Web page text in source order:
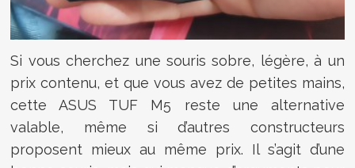
Si vous cherchez une souris sobre, légère, à un
prix contenu, et que vous avez de petites mains,
cette ASUS TUF M5 reste une alternative
valable, même si d’autres constructeurs
proposent mieux au même prix. Il s’agit d’une